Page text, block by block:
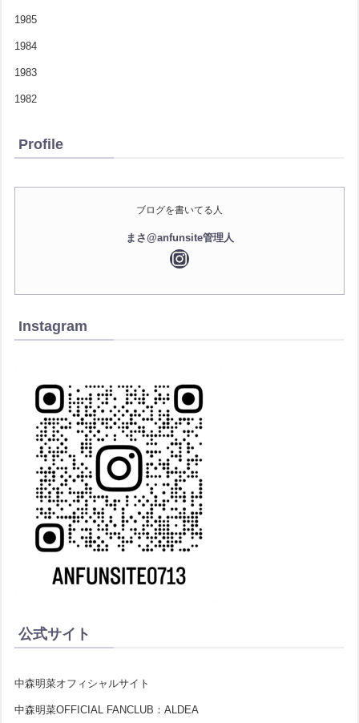
1985
1984
1983
1982
Profile
ブログを書いてる人
まさ@anfunsite管理人
Instagram
公式サイト
中森明菜オフィシャルサイト
中森明菜OFFICIAL FANCLUB：ALDEA